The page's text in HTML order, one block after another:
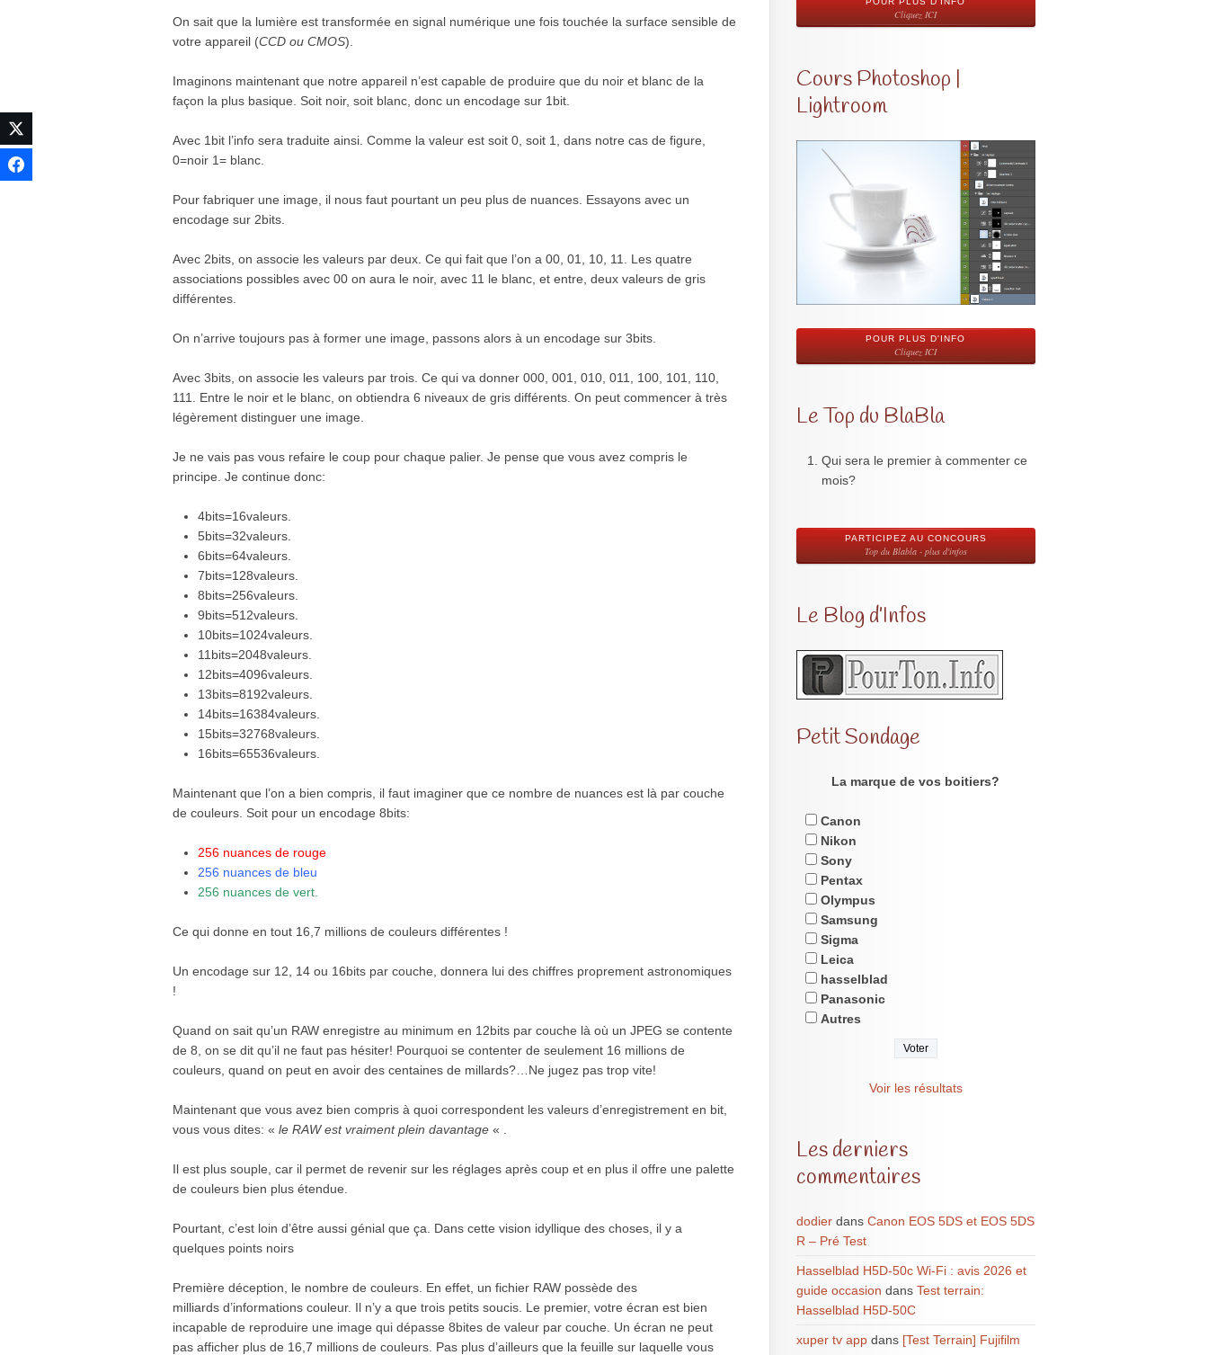
On sait que la lumière est transformée en signal numérique une fois touchée la surface sensible de
votre appareil (CCD ou CMOS).
Imaginons maintenant que notre appareil n’est capable de produire que du noir et blanc de la
façon la plus basique. Soit noir, soit blanc, donc un encodage sur 1bit.
Avec 1bit l’info sera traduite ainsi. Comme la valeur est soit 0, soit 1, dans notre cas de figure,
0=noir 1= blanc.
Pour fabriquer une image, il nous faut pourtant un peu plus de nuances. Essayons avec un
encodage sur 2bits.
Avec 2bits, on associe les valeurs par deux. Ce qui fait que l’on a 00, 01, 10, 11. Les quatre
associations possibles avec 00 on aura le noir, avec 11 le blanc, et entre, deux valeurs de gris
différentes.
On n’arrive toujours pas à former une image, passons alors à un encodage sur 3bits.
Avec 3bits, on associe les valeurs par trois. Ce qui va donner 000, 001, 010, 011, 100, 101, 110,
111. Entre le noir et le blanc, on obtiendra 6 niveaux de gris différents. On peut commencer à très
légèrement distinguer une image.
Je ne vais pas vous refaire le coup pour chaque palier. Je pense que vous avez compris le
principe. Je continue donc:
4bits=16valeurs.
5bits=32valeurs.
6bits=64valeurs.
7bits=128valeurs.
8bits=256valeurs.
9bits=512valeurs.
10bits=1024valeurs.
11bits=2048valeurs.
12bits=4096valeurs.
13bits=8192valeurs.
14bits=16384valeurs.
15bits=32768valeurs.
16bits=65536valeurs.
Maintenant que l’on a bien compris, il faut imaginer que ce nombre de nuances est là par couche
de couleurs. Soit pour un encodage 8bits:
256 nuances de rouge
256 nuances de bleu
256 nuances de vert.
Ce qui donne en tout 16,7 millions de couleurs différentes !
Un encodage sur 12, 14 ou 16bits par couche, donnera lui des chiffres proprement astronomiques
!
Quand on sait qu’un RAW enregistre au minimum en 12bits par couche là où un JPEG se contente
de 8, on se dit qu’il ne faut pas hésiter! Pourquoi se contenter de seulement 16 millions de
couleurs, quand on peut en avoir des centaines de millards?…Ne jugez pas trop vite!
Maintenant que vous avez bien compris à quoi correspondent les valeurs d’enregistrement en bit,
vous vous dites: « le RAW est vraiment plein davantage « .
Il est plus souple, car il permet de revenir sur les réglages après coup et en plus il offre une palette
de couleurs bien plus étendue.
Pourtant, c’est loin d’être aussi génial que ça. Dans cette vision idyllique des choses, il y a
quelques points noirs
Première déception, le nombre de couleurs. En effet, un fichier RAW possède des
milliards d’informations couleur. Il n’y a que trois petits soucis. Le premier, votre écran est bien
incapable de reproduire une image qui dépasse 8bites de valeur par couche. Un écran ne peut
pas afficher plus de 16,7 millions de couleurs. Pas plus d’ailleurs que la feuille sur laquelle vous
Cliquez ICI
Cours Photoshop |
Lightroom
POUR PLUS D'INFO
Cliquez ICI
Le Top du BlaBla
Qui sera le premier à commenter ce
mois?
PARTICIPEZ AU CONCOURS
Top du Blabla - plus d'infos
Le Blog d’Infos
Petit Sondage
La marque de vos boitiers?
Canon
Nikon
Sony
Pentax
Olympus
Samsung
Sigma
Leica
hasselblad
Panasonic
Autres
Voir les résultats
Les derniers
commentaires
dodierdans Canon EOS 5DS et EOS 5DS
R – Pré Test
Hasselblad H5D-50c Wi-Fi : avis 2026 et
guide occasion dans Test terrain:
Hasselblad H5D-50C
xuper tv appdans [Test Terrain] Fujifilm